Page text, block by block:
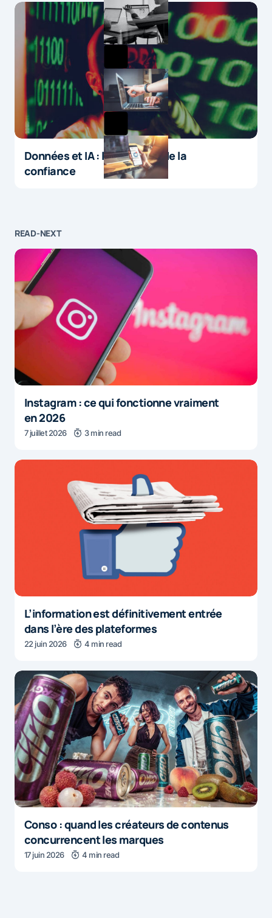
Données et IA : le paradoxe de la
confiance
READ-NEXT
Instagram : ce qui fonctionne vraiment
en 2026
7 juillet 2026 3 min read
L’information est définitivement entrée
dans l’ère des plateformes
22 juin 2026 4 min read
Conso : quand les créateurs de contenus
concurrencent les marques
17 juin 2026 4 min read